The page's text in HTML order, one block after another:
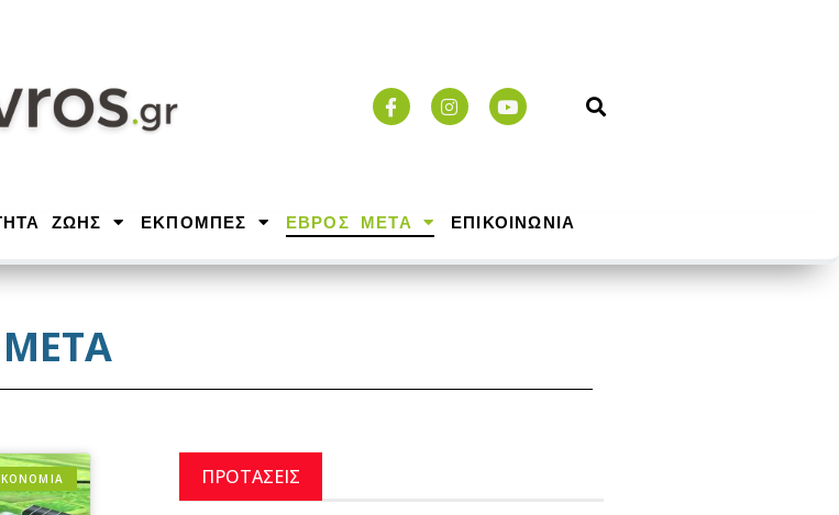
ΖΩΗΣ ΕΚΠΟΜΠΕΣ ΕΒΡΟΣ ΜΕΤΑ ΕΠΙΚΟΙΝΩΝΙΑ
ΠΡΟΤΑΣΕΙΣ